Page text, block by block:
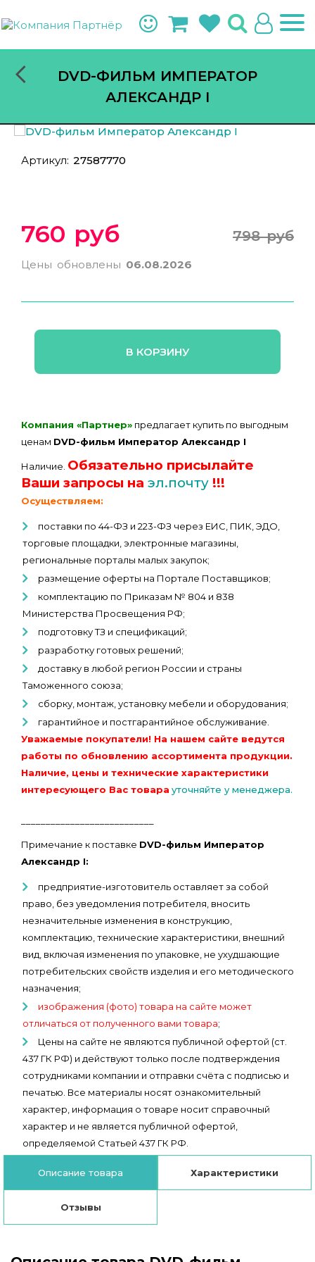
DVD-ФИЛЬМ ИМПЕРАТОР
АЛЕКСАНДР I
Артикул: 27587770
760 руб 798 руб
Цены обновлены 06.08.2026
В КОРЗИНУ
Компания «Партнер» предлагает купить по выгодным
ценам DVD-фильм Император Александр I
Наличие. Обязательно присылайте
Ваши запросы на эл.почту !!!
Осуществляем:
поставки по 44-ФЗ и 223-ФЗ через ЕИС, ПИК, ЭДО,
торговые площадки, электронные магазины,
региональные порталы малых закупок;
размещение оферты на Портале Поставщиков;
комплектацию по Приказам № 804 и 838
Министерства Просвещения РФ;
подготовку ТЗ и спецификаций;
разработку готовых решений;
доставку в любой регион России и страны
Таможенного союза;
сборку, монтаж, установку мебели и оборудования;
гарантийное и постгарантийное обслуживание.
Уважаемые покупатели! На нашем сайте ведутся
работы по обновлению ассортимента продукции.
Наличие, цены и технические характеристики
интересующего Вас товара уточняйте у менеджера.
Примечание к поставке DVD-фильм Император
Александр I:
предприятие-изготовитель оставляет за собой
право, без уведомления потребителя, вносить
незначительные изменения в конструкцию,
комплектацию, технические характеристики, внешний
вид, включая изменения по упаковке, не ухудшающие
потребительских свойств изделия и его методического
назначения;
изображения (фото) товара на сайте может
отличаться от полученного вами товара;
Цены на сайте не являются публичной офертой (ст.
437 ГК РФ) и действуют только после подтверждения
сотрудниками компании и отправки счёта с подписью и
печатью. Все материалы носят ознакомительный
характер, информация о товаре носит справочный
характер и не является публичной офертой,
определяемой Статьей 437 ГК РФ.
Описание товара Характеристики
Отзывы